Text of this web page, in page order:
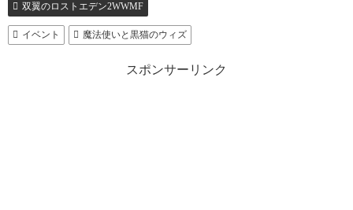
双翼のロストエデン2WWMF
イベント 魔法使いと黒猫のウィズ
スポンサーリンク